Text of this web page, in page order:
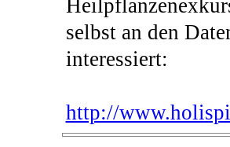
selbst an den
interessiert:
http://